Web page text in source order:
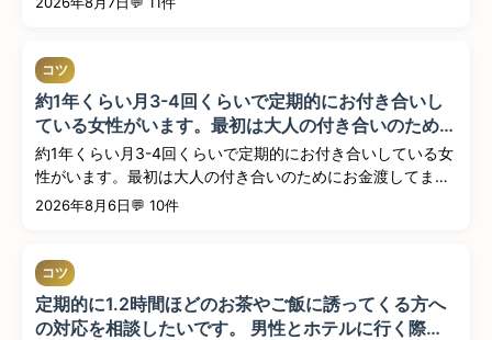
コツ
約1年くらい月3-4回くらいで定期的にお付き合いし
ている女性がいます。最初は大人の付き合いのために
お金渡してましたが、最近は慣れたせいか僕が歳とっ
てせいか、逆にお金渡すために大人の付き合いをして
る感覚...
約1年くらい月3-4回くらいで定期的にお付き合いしている女
性がいます。最初は大人の付き合いのためにお金渡してまし
たが、最...
2026年8月6日💬 10件
コツ
定期的に1.2時間ほどのお茶やご飯に誘ってくる方へ
の対応を相談したいです。 男性とホテルに行く際は